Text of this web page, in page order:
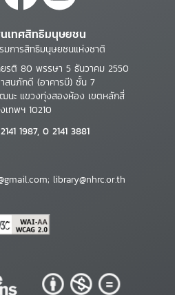
เทศสิทธิมนุษยชน
มการสิทธิมนุษยชนแห่งชาติ
ยรติ 80 พรรษา 5 ธันวาคม 2550
าสนภักดี (อาคารบี) ชั้น 7
นะ แขวงทุ่งสองห้อง เขตหลักสี่
เทพฯ 10210
1987, 0 2141 3881
library@nhrc.or.th